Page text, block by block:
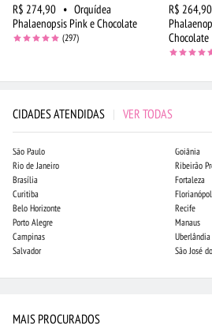
R$ 274,90 • Orquídea
Phalaenopsis Pink e Chocolate
(297)
R$ 264,90
Chocolate
CIDADES ATENDIDAS | VER TODAS
São Paulo
Rio de Janeiro
Brasília
Curitiba
Belo Horizonte
Porto Alegre
Campinas
Salvador
Goiânia
Ribeirão
Fortaleza
Recife
Manaus
Uberlândia
São José
MAIS PROCURADOS